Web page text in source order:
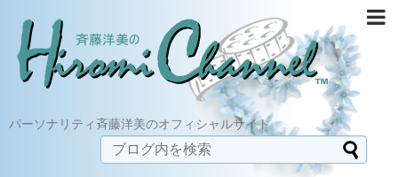
パーソナリティ斉藤洋美のオフィシャルサイト